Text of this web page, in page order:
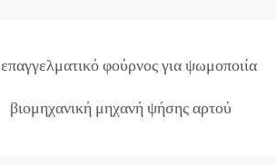
επαγγελματικό φούρνος για ψωμοποιία
βιομηχανική μηχανή ψήσης αρτού